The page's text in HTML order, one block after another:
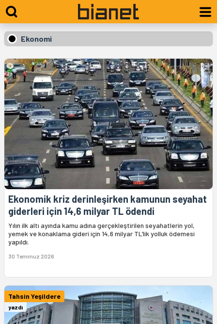
Ekonomi
Ekonomik kriz derinleşirken kamunun seyahat
giderleri için 14,6 milyar TL ödendi
Yılın ilk altı ayında kamu adına gerçekleştirilen seyahatlerin yol,
yemek ve konaklama gideri için 14,6 milyar TL’lik yolluk ödemesi
yapıldı.
30 Temmuz 2026
Tahsin Yeşildere
yazdı